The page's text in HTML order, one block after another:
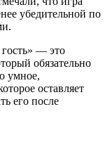
убедительной по
— это
обязательно
умное,
оставляет
его после